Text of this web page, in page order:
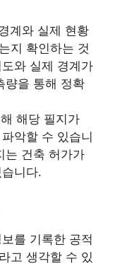
계와 실제 현황
지 확인하는 것
와 실제 경계가
량을 통해 정확
해당 필지가
악할 수 있습니
는 건축 허가가
니다.
를 기록한 공적
고 생각할 수 있